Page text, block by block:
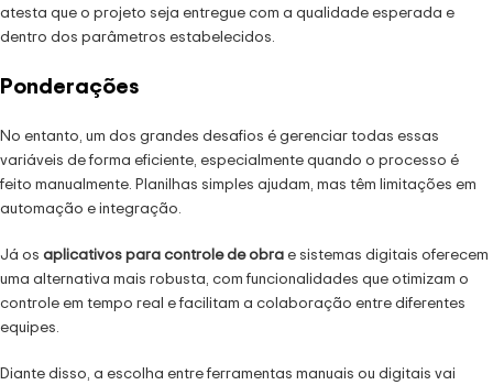
atesta que o projeto seja entregue com a qualidade esperada e
dentro dos parâmetros estabelecidos.
Ponderações
No entanto, um dos grandes desafios é gerenciar todas essas
variáveis de forma eficiente, especialmente quando o processo é
feito manualmente. Planilhas simples ajudam, mas têm limitações em
automação e integração.
Já os aplicativos para controle de obrae sistemas digitais oferecem
uma alternativa mais robusta, com funcionalidades que otimizam o
controle em tempo real e facilitam a colaboração entre diferentes
equipes.
Diante disso, a escolha entre ferramentas manuais ou digitais vai